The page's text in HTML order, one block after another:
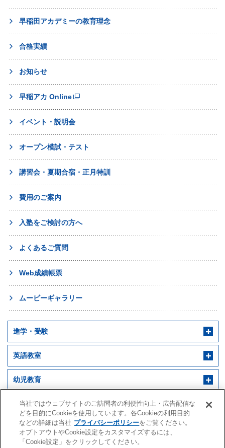
早稲田アカデミーの教育理念
合格実績
お知らせ
早稲アカ Online
イベント・説明会
オープン模試・テスト
講習会・夏期合宿・正月特訓
費用のご案内
入塾をご検討の方へ
よくあるご質問
Web成績帳票
ムービーギャラリー
進学・受験
英語教室
幼児教育
幼児教室サンキッズ
医学部予備校
野田クルゼ
当社ではウェブサイトのご訪問者の利便性向上・広告配信な
どを目的にCookieを使用しています。各Cookieの利用目的
などの詳細は当社 プライバシーポリシーをご覧ください。
オプトアウトやCookie設定をカスタマイズするには、
「Cookie設定」をクリックしてください。